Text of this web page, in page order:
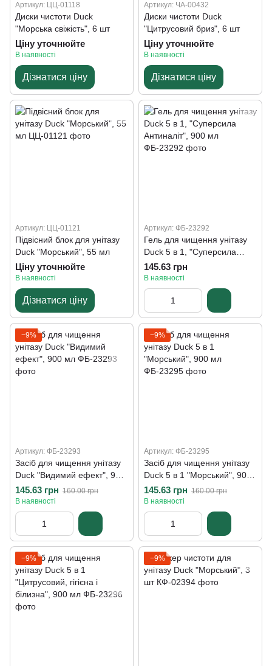
Артикул: ЦЦ-01118
Диски чистоти Duck
"Морська свіжість", 6 шт
Ціну уточнюйте
В наявності
Дізнатися ціну
Артикул: ЧА-00432
Диски чистоти Duck
"Цитрусовий бриз", 6 шт
Ціну уточнюйте
В наявності
Дізнатися ціну
Артикул: ЦЦ-01121
Підвісний блок для унітазу
Duck "Морський", 55 мл
Ціну уточнюйте
В наявності
Дізнатися ціну
Артикул: ФБ-23292
Гель для чищення унітазу
Duck 5 в 1, "Суперсила
Антиналіт", 900 мл
145.63 грн
В наявності
−9%
Артикул: ФБ-23293
Засіб для чищення унітазу
Duck "Видимий ефект", 900
мл
145.63 грн 160.00 грн
В наявності
−9%
Артикул: ФБ-23295
Засіб для чищення унітазу
Duck 5 в 1 "Морський", 900
мл
145.63 грн 160.00 грн
В наявності
−9% −9%